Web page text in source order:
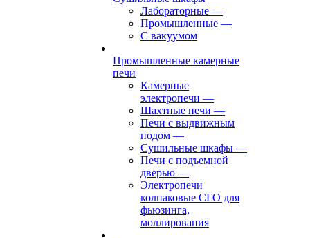
Лабораторные —
Промышленные —
С вакуумом
Промышленные камерные
печи
Камерные
электропечи —
Шахтные печи —
Печи с выдвижным
подом —
Сушильные шкафы —
Печи с подъемной
дверью —
Электропечи
колпаковые СГО для
фьюзинга,
моллирования